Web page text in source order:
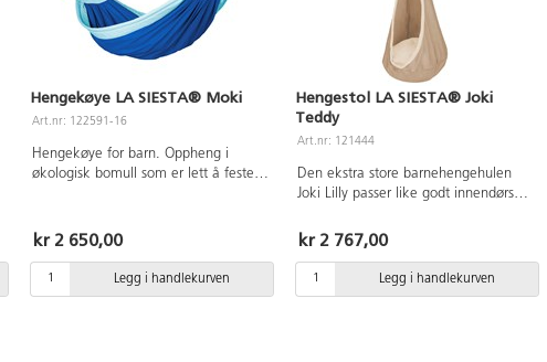
Hengekøye LA SIESTA® Moki
Art.nr: 122591-16
Hengekøye for barn. Oppheng i
økologisk bomull som er lett å feste.
at den kan settes opp og tas ned med
noen få enkle grep. Krever en
avstand på minst 3 m. Mål:
L210xB110 cm. Laget av økologisk
kr 2 650,00
Legg i handlekurven
Hengestol LA SIESTA® Joki
Teddy
Art.nr: 121444
Den ekstra store barnehengehulen
Joki Lilly passer like godt innendørs
værbestandige og hurtigtørkende
utendørstekstiler. Den må kunne
henge fritt med en radius på 1,5 m
på hver side. Minste høyde: 220 cm.
kr 2 767,00
Legg i handlekurven